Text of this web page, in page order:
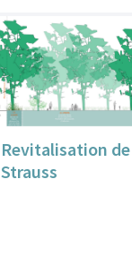
Revitalisation
Strauss